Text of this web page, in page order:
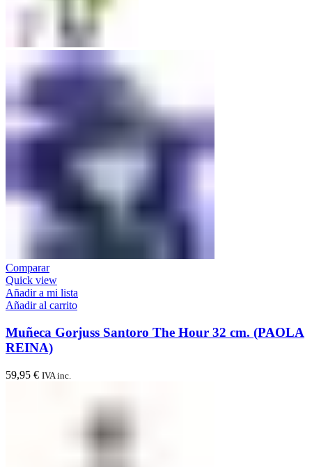
Comparar
Quick view
Añadir a mi lista
Añadir al carrito
Muñeca Gorjuss Santoro The Hour 32 cm. (PAOLA
REINA)
59,95 € IVA inc.